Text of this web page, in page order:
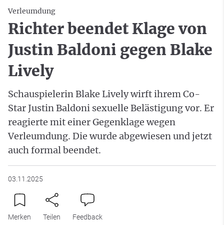
Verleumdung
Richter beendet Klage von
Justin Baldoni gegen Blake
Lively
Schauspielerin Blake Lively wirft ihrem Co-
Star Justin Baldoni sexuelle Belästigung vor. Er
reagierte mit einer Gegenklage wegen
Verleumdung. Die wurde abgewiesen und jetzt
auch formal beendet.
03.11.2025
Merken Teilen Feedback